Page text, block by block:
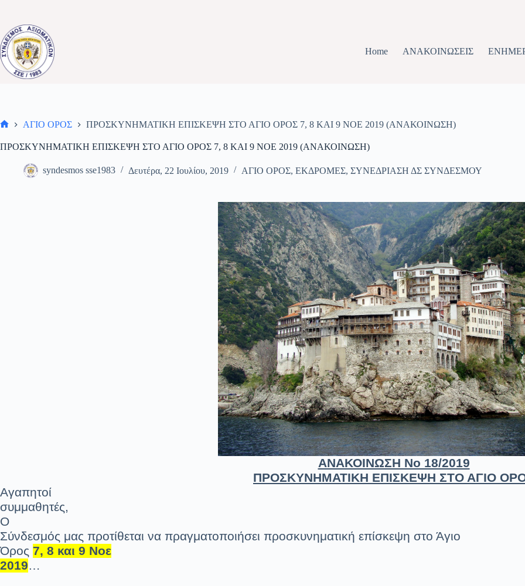
περιεχόμενο
Home ΑΝΑΚΟΙΝΩΣΕΙΣ
σελίδα
ΑΓΙΟ ΟΡΟΣ ΠΡΟΣΚΥΝΗΜΑΤΙΚΗ ΕΠΙΣΚΕΨΗ ΣΤΟ ΑΓΙΟ ΟΡΟΣ 7, 8 ΚΑΙ 9 ΝΟΕ 2019 (ΑΝΑΚΟΙΝΩΣΗ)
ΠΡΟΣΚΥΝΗΜΑΤΙΚΗ ΕΠΙΣΚΕΨΗ ΣΤΟ ΑΓΙΟ ΟΡΟΣ 7, 8 ΚΑΙ 9 ΝΟΕ 2019 (ΑΝΑΚΟΙΝΩΣΗ)
syndesmos sse1983 Δευτέρα, 22 Ιουλίου, 2019 ΑΓΙΟ ΟΡΟΣ, ΕΚΔΡΟΜΕΣ, ΣΥΝΕΔΡΙΑΣΗ ΔΣ ΣΥΝΔΕΣΜΟΥ
ΑΝΑΚΟΙΝΩΣΗ Νο 18/2019
ΠΡΟΣΚΥΝΗΜΑΤΙΚΗ ΕΠΙΣΚΕΨΗ ΣΤΟ ΑΓΙΟ
Αγαπητοί
συμμαθητές,
Ο
Σύνδεσμός μας προτίθεται να πραγματοποιήσει προσκυνηματική επίσκεψη στο Άγιο
Όρος 7, 8 και 9 Νοε
2019…